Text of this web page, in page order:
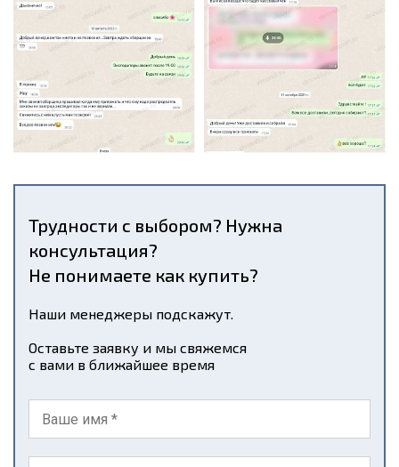
Трудности с выбором? Нужна
консультация?
Не понимаете как купить?
Наши менеджеры подскажут.
Оставьте заявку и мы свяжемся
с вами в ближайшее время